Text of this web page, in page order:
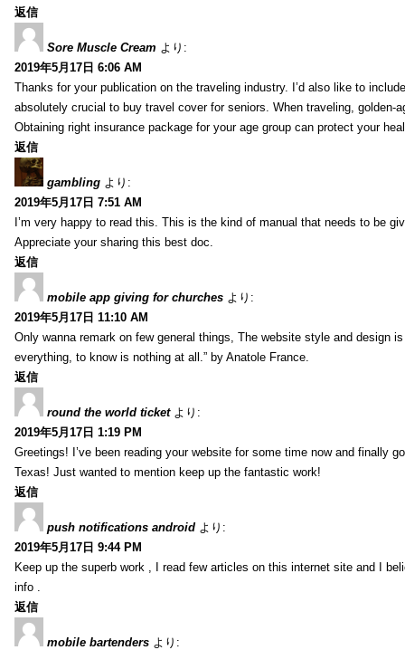
返信
Sore Muscle Cream より:
2019年5月17日 6:06 AM
Thanks for your publication on the traveling industry. I’d also like to
absolutely crucial to buy travel cover for seniors. When traveling, golden-
Obtaining right insurance package for your age group can protect your
返信
gambling より:
2019年5月17日 7:51 AM
I’m very happy to read this. This is the kind of manual that needs to be
Appreciate your sharing this best doc.
返信
mobile app giving for churches より:
2019年5月17日 11:10 AM
Only wanna remark on few general things, The website style and design
everything, to know is nothing at all.” by Anatole France.
返信
round the world ticket より:
2019年5月17日 1:19 PM
Greetings! I’ve been reading your website for some time now and finally
Texas! Just wanted to mention keep up the fantastic work!
返信
push notifications android より:
2019年5月17日 9:44 PM
Keep up the superb work , I read few articles on this internet site and I
info .
返信
mobile bartenders より: